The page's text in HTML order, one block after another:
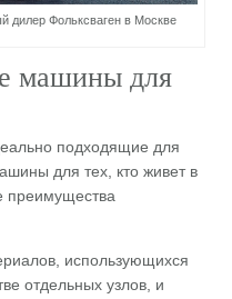
Фольксваген в Москве
машины для
подходящие для
для тех, кто живет в
преимущества
использующихся
отдельных узлов, и